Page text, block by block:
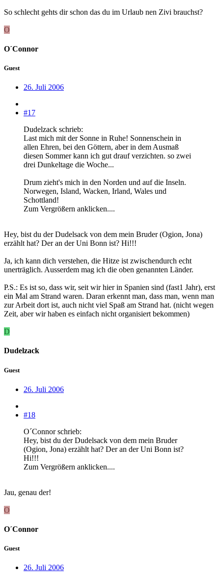
So schlecht gehts dir schon das du im Urlaub nen Zivi brauchst?
O
O´Connor
Guest
26. Juli 2006
#17
Dudelzack schrieb:
Last mich mit der Sonne in Ruhe! Sonnenschein in
allen Ehren, bei den Göttern, aber in dem Ausmaß
diesen Sommer kann ich gut drauf verzichten. so zwei
drei Dunkeltage die Woche...
Drum zieht's mich in den Norden und auf die Inseln.
Norwegen, Island, Wacken, Irland, Wales und
Schottland!
Zum Vergrößern anklicken....
Hey, bist du der Dudelsack von dem mein Bruder (Ogion, Jona)
erzählt hat? Der an der Uni Bonn ist? Hi!!!
Ja, ich kann dich verstehen, die Hitze ist zwischendurch echt
unerträglich. Ausserdem mag ich die oben genannten Länder.
P.S.: Es ist so, dass wir, seit wir hier in Spanien sind (fast1 Jahr), erst
ein Mal am Strand waren. Daran erkennt man, dass man, wenn man
zur Arbeit dort ist, auch nicht viel Spaß am Strand hat. (nicht wegen
Zeit, aber wir haben es einfach nicht organisiert bekommen)
D
Dudelzack
Guest
26. Juli 2006
#18
O´Connor schrieb:
Hey, bist du der Dudelsack von dem mein Bruder
(Ogion, Jona) erzählt hat? Der an der Uni Bonn ist?
Hi!!!
Zum Vergrößern anklicken....
Jau, genau der!
O
O´Connor
Guest
26. Juli 2006